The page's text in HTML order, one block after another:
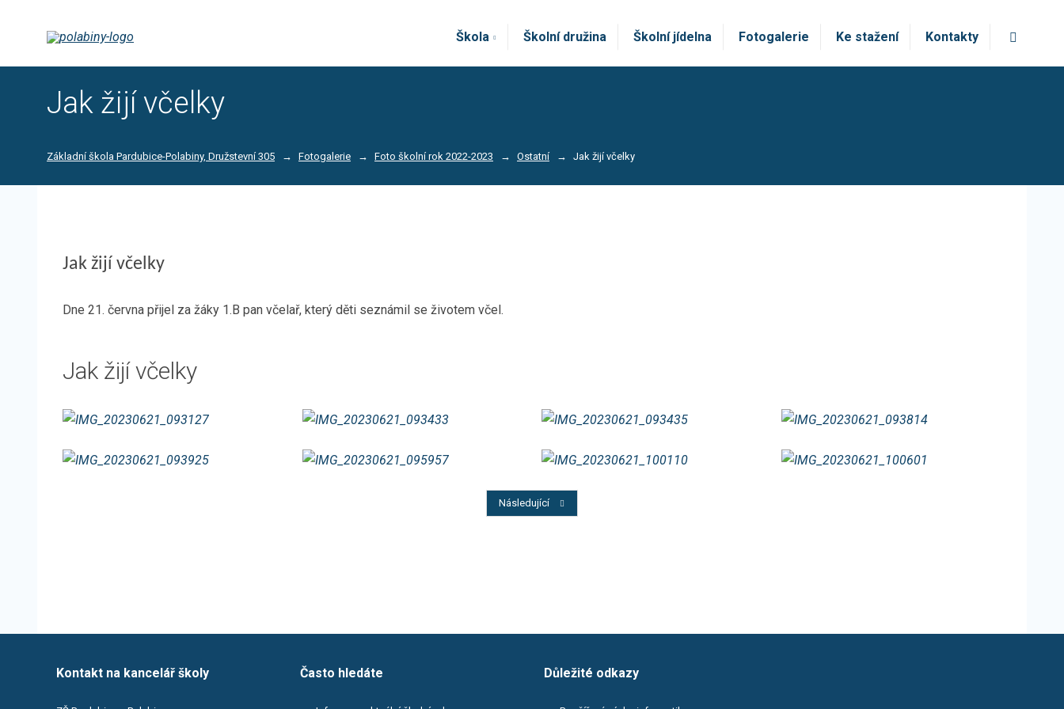
Škola Školní družina Školní jídelna Fotogalerie Ke stažení Kontakty
Jak žijí včelky
Základní škola Pardubice-Polabiny, Družstevní 305 Fotogalerie Foto školní rok 2022-2023 Ostatní Jak žijí včelky
Jak žijí včelky
Dne 21. června přijel za žáky 1.B pan včelař, který děti seznámil se životem včel.
Jak žijí včelky
Předchozí
Následující
Kontakt na kancelář školy Často hledáte Důležité odkazy